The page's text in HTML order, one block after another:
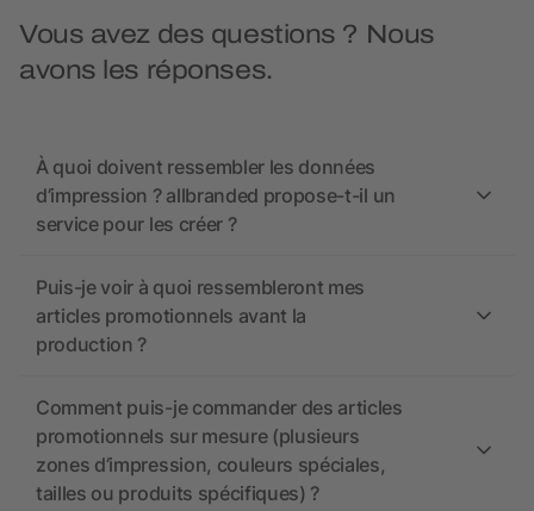
Vous avez des questions ? Nous
avons les réponses.
À quoi doivent ressembler les données
d’impression ? allbranded propose-t-il un
service pour les créer ?
Puis-je voir à quoi ressembleront mes
articles promotionnels avant la
production ?
Comment puis-je commander des articles
promotionnels sur mesure (plusieurs
zones d’impression, couleurs spéciales,
tailles ou produits spécifiques) ?